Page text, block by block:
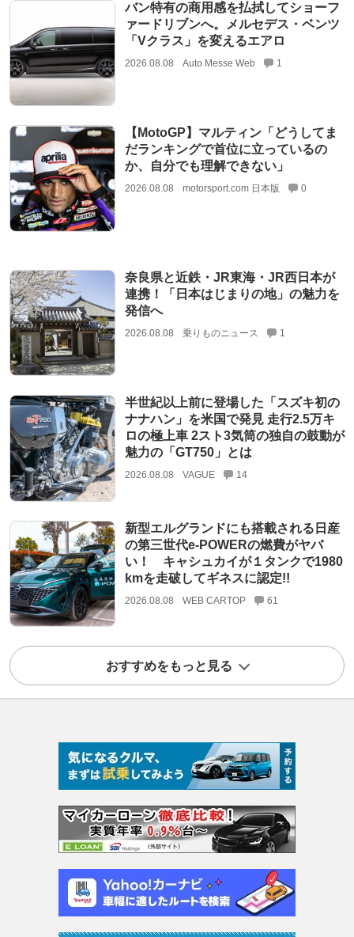
バン特有の商用感を払拭してショーフ
ァードリブンへ。メルセデス・ベンツ
「Vクラス」を変えるエアロ
2026.08.08 Auto Messe Web 1
【MotoGP】マルティン「どうしてま
だランキングで首位に立っているの
か、自分でも理解できない」
2026.08.08 motorsport.com 日本版 0
奈良県と近鉄・JR東海・JR西日本が
連携！「日本はじまりの地」の魅力を
発信へ
2026.08.08 乗りものニュース 1
半世紀以上前に登場した「スズキ初の
ナナハン」を米国で発見 走行2.5万キ
ロの極上車 2スト3気筒の独自の鼓動が
魅力の「GT750」とは
2026.08.08 VAGUE 14
新型エルグランドにも搭載される日産
の第三世代e-POWERの燃費がヤバ
い！ キャシュカイが１タンクで1980
kmを走破してギネスに認定!!
2026.08.08 WEB CARTOP 61
おすすめをもっと見る